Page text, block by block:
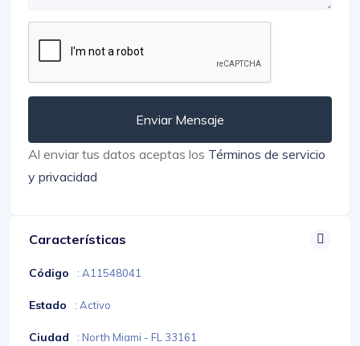
Enviar Mensaje
Al enviar tus datos aceptas los Términos de servicio
y privacidad
Características
Código : A11548041
Estado : Activo
Ciudad : North Miami - FL 33161